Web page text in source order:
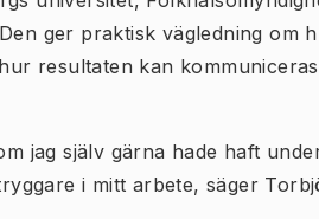
ger praktisk vägledning om
resultaten kan
jag själv gärna hade haft
i mitt arbete, säger